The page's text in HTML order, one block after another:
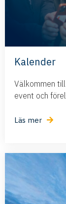
Kalender
Välkommen
event och
Läs mer